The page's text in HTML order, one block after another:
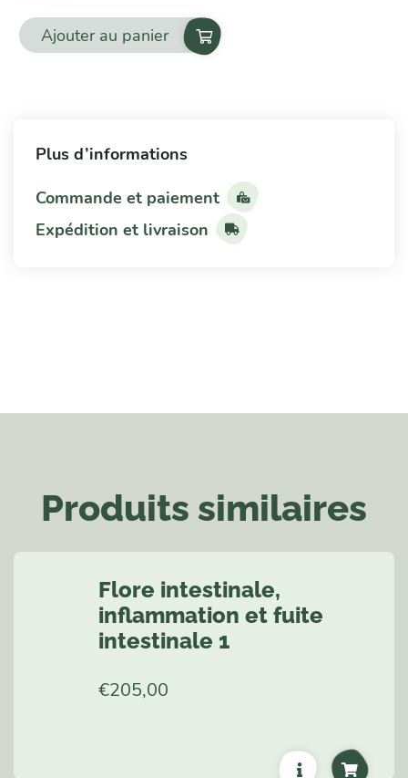
quantité
Ajouter au panier
Plus d’informations
Commande et paiement
Expédition et livraison
Produits similaires
Flore intestinale,
inflammation et fuite
intestinale 1
€205,00